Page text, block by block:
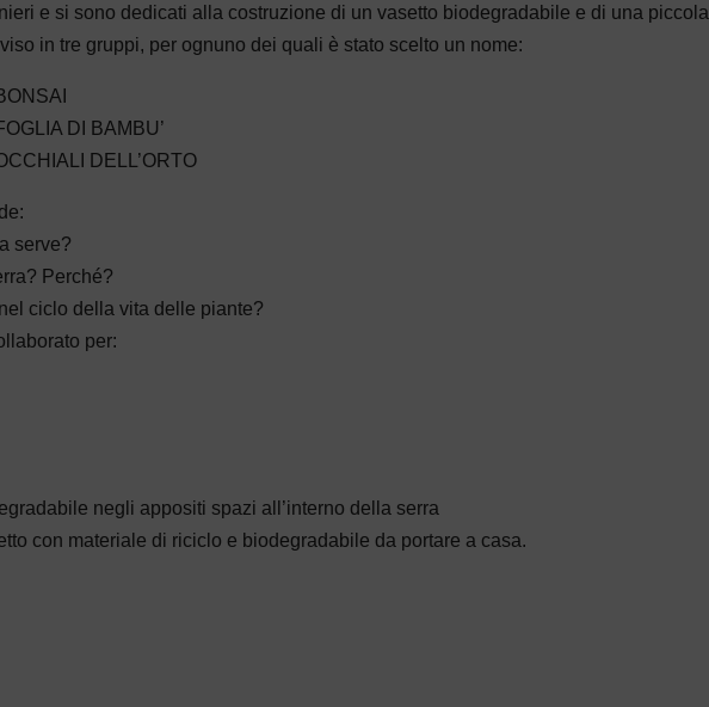
e si sono dedicati alla costruzione di un vasetto biodegradabile e di una piccola
in tre gruppi, per ognuno dei quali è stato scelto un nome:
DI BAMBU’
DELL’ORTO
serve?
Perché?
ciclo della vita delle piante?
per:
negli appositi spazi all’interno della serra
con materiale di riciclo e biodegradabile da portare a casa.
the concourse